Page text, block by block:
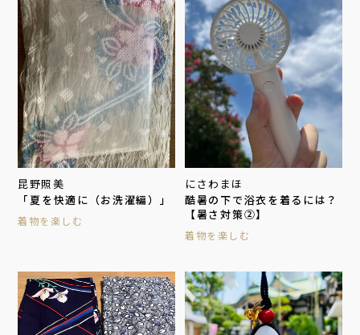
昆野照美
「夏を快適に（お洗濯編）」
着物を楽しむ
にさわまほ
酷暑の下で浴衣を着るには？
【暑さ対策②】
着物を楽しむ